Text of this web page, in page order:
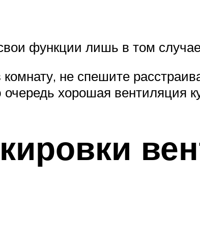
функции лишь в том
не спешите
хорошая вентиляция